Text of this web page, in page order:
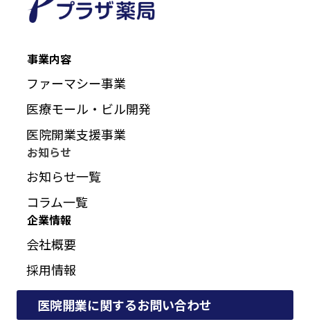
事業内容
ファーマシー事業
医療モール・ビル開発
医院開業支援事業
お知らせ
お知らせ一覧
コラム一覧
企業情報
会社概要
採用情報
医院開業に関するお問い合わせ